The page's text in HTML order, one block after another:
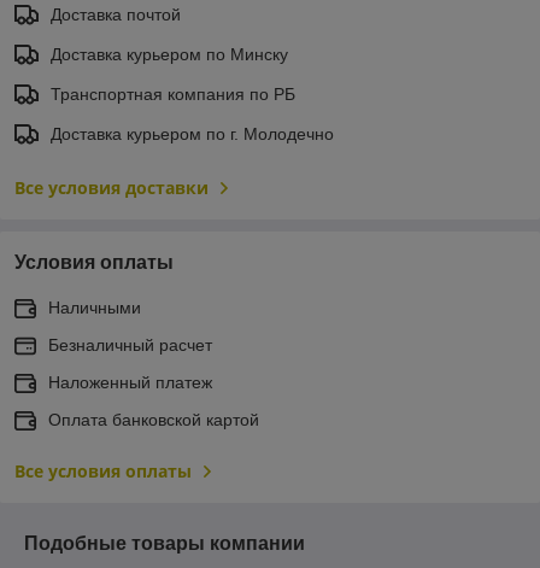
Доставка почтой
Доставка курьером по Минску
Транспортная компания по РБ
Доставка курьером по г. Молодечно
Все условия доставки
Условия оплаты
Наличными
Безналичный расчет
Наложенный платеж
Оплата банковской картой
Все условия оплаты
Подобные товары компании